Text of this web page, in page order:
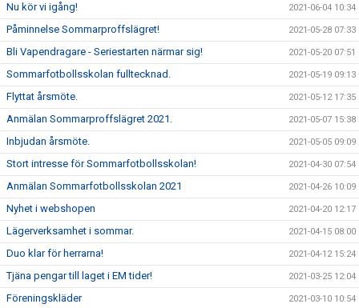
Nu kör vi igång! 2021-06-04 10:34
Påminnelse Sommarproffslägret! 2021-05-28 07:33
Bli Vapendragare - Seriestarten närmar sig! 2021-05-20 07:51
Sommarfotbollsskolan fulltecknad. 2021-05-19 09:13
Flyttat årsmöte. 2021-05-12 17:35
Anmälan Sommarproffslägret 2021. 2021-05-07 15:38
Inbjudan årsmöte. 2021-05-05 09:09
Stort intresse för Sommarfotbollsskolan! 2021-04-30 07:54
Anmälan Sommarfotbollsskolan 2021 2021-04-26 10:09
Nyhet i webshopen 2021-04-20 12:17
Lägerverksamhet i sommar. 2021-04-15 08:00
Duo klar för herrarna! 2021-04-12 15:24
Tjäna pengar till laget i EM tider! 2021-03-25 12:04
Föreningskläder 2021-03-10 10:54